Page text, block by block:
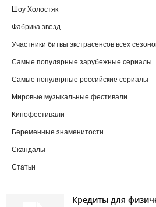
Шоу Холостяк
Фабрика звезд
Участники битвы экстрасенсов всех
Самые популярные зарубежные сериалы
Самые популярные российские сериалы
Мировые музыкальные фестивали
Кинофестивали
Беременные знаменитости
Скандалы
Статьи
Кредиты для